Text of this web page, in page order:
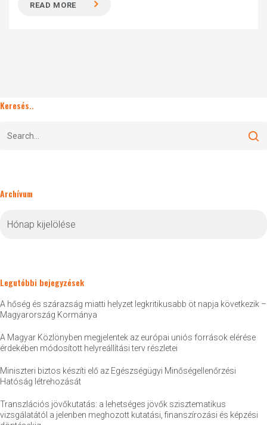
READ MORE
Keresés..
Archívum
Legutóbbi bejegyzések
A hőség és szárazság miatti helyzet legkritikusabb öt napja következik –
Magyarország Kormánya
A Magyar Közlönyben megjelentek az európai uniós források elérése
érdekében módosított helyreállítási terv részletei
Miniszteri biztos készíti elő az Egészségügyi Minőségellenőrzési
Hatóság létrehozását
Transzlációs jövőkutatás: a lehetséges jövők szisztematikus
vizsgálatától a jelenben meghozott kutatási, finanszírozási és képzési